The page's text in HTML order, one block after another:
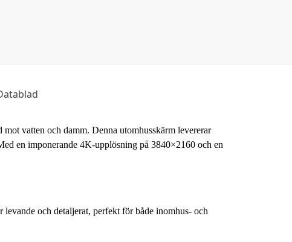
vatten och damm. Denna utomhusskärm levererar
en imponerande 4K-upplösning på 3840×2160 och en
och detaljerat, perfekt för både inomhus- och